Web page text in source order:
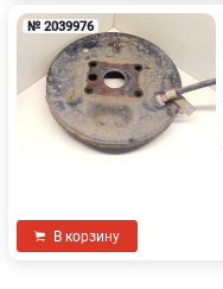
№ 2039976
В корзину